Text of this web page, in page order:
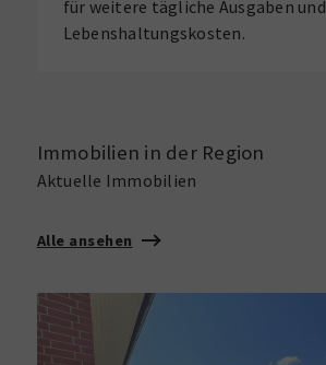
für weitere tägliche Ausgaben und
Lebenshaltungskosten.
Immobilien in der Region
Aktuelle Immobilien
Alle ansehen